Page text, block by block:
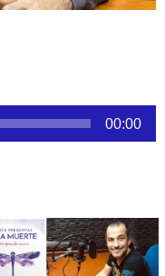
00:00